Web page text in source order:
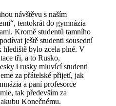
návštěvu s naším
tentokrát do gymnázia
Kromě studentů tamního
ještě studenti sousední
hlediště bylo zcela plné. V
tři, a to Rusko,
i rusky mluvící studenti
za přátelské přijetí, jak
a paní profesorce
tak především za
Konečnému.